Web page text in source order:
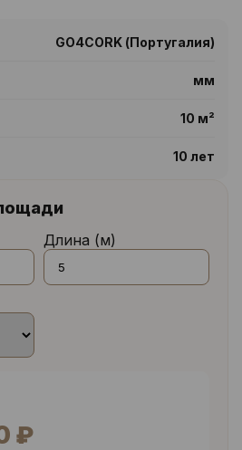
GO4CORK (Португалия)
мм
10 м²
10 лет
Длина (м)
₽